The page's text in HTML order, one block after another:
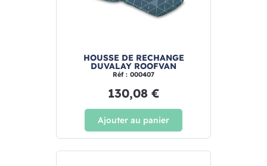
HOUSSE DE RECHANGE
DUVALAY ROOFVAN
Réf : 000407
130,08 €
Ajouter au panier